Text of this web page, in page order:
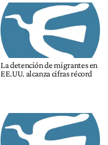
La detención de migrantes en
EE.UU. alcanza cifras récord